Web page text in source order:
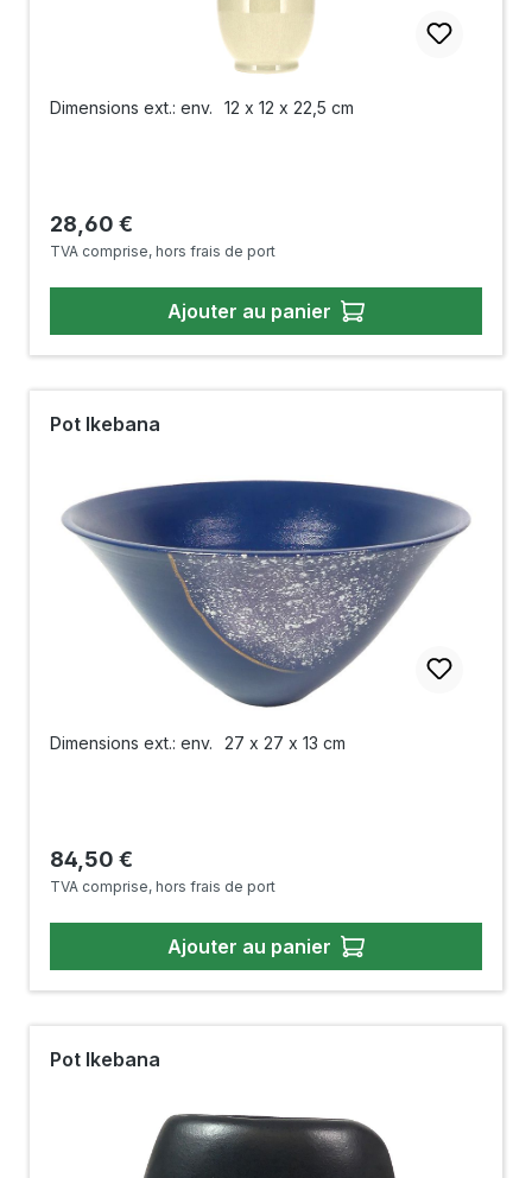
Dimensions ext.: env. 12 x 12 x 22,5 cm
Prix régulier :
28,60 €
TVA comprise, hors frais de port
Ajouter au panier
Pot Ikebana
Dimensions ext.: env. 27 x 27 x 13 cm
Prix régulier :
84,50 €
TVA comprise, hors frais de port
Ajouter au panier
Pot Ikebana